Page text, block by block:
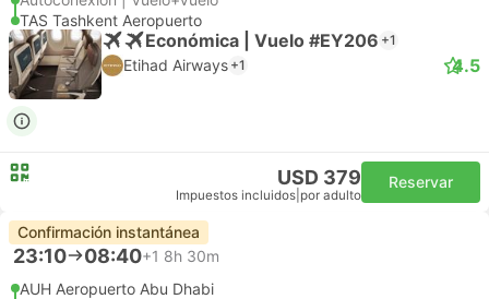
TAS Tashkent Aeropuerto
Económica | Vuelo #EY206 +1
Etihad Airways +1 4.5
USD 379
Impuestos incluidos por adulto
Reservar
Confirmación instantánea
23:10 08:40+1 8h 30m
AUH Aeropuerto Abu Dhabi